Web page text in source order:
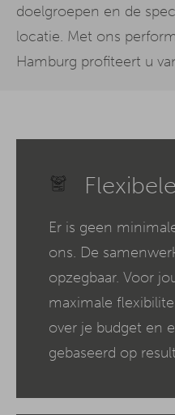
doelgroepen en de
locatie. Met ons
Hamburg profiteert u
Er is geen
ons. De
opzegbaar. Voor
maximale
over je budget en
gebaseerd op